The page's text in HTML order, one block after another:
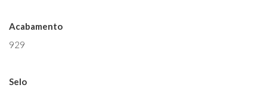
Acabamento
929
Selo